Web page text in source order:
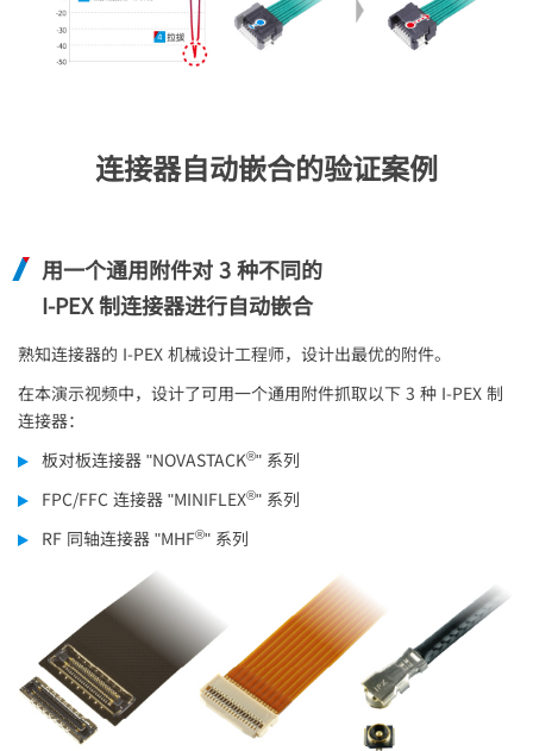
连接器自动嵌合的验证案例
用一个通用附件对 3 种不同的
I-PEX制连接器进行自动嵌合
熟知连接器的 I-PEX 机械设计工程师，设计出最优的附件。
在本演示视频中，设计了可用一个通用附件抓取以下 3 种 I-PEX 制
连接器：
板对板连接器 "NOVASTACK®" 系列
FPC/FFC 连接器 "MINIFLEX®" 系列
RF 同轴连接器 "MHF®" 系列